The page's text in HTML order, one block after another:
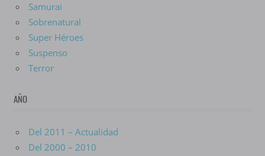
Samurai
Sobrenatural
Super Héroes
Suspenso
Terror
AÑO
Del 2011 – Actualidad
Del 2000 – 2010